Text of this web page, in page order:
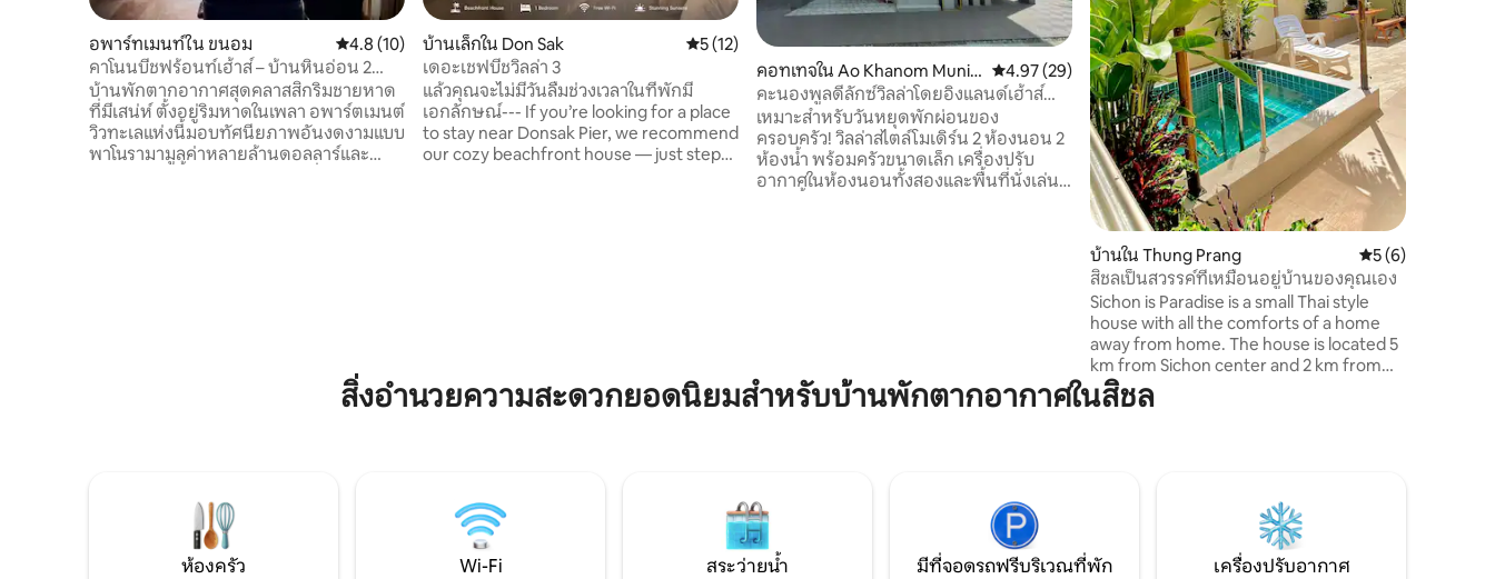
อพาร์ทเมนท์ใน ขนอม คะแนนเฉลี่ย 4.8 จาก 5, 10 รีวิว
4.8 (10)
คาโนนบีชฟร้อนท์เฮ้าส์ – บ้านหินอ่อน 2
ห้องนอน
บ้านพักตากอากาศสุดคลาสสิกริมชายหาด
ที่มีเสน่ห์ ตั้งอยู่ริมหาดในเพลา อพาร์ตเมนต์
วิวทะเลแห่งนี้มอบทัศนียภาพอันงดงามแบบ
พาโนรามามูลค่าหลายล้านดอลลาร์และ
บ้านเล็กใน Don Sak คะแนนเฉลี่ย 5 จาก 5, 12 รีวิว
5 (12)
เดอะเชฟบีชวิลล่า 3
แล้วคุณจะไม่มีวันลืมช่วงเวลาในที่พักมี
เอกลักษณ์--- If you’re looking for a place
to stay near Donsak Pier, we recommend
our cozy beachfront house — just steps
คอทเทจใน Ao Khanom Munici
pal District
คะแนนเฉลี่ย 4.97 จาก 5, 29 รีวิว
4.97 (29)
คะนองพูลดีลักซ์วิลล่าโดยอิงแลนด์เฮ้าส์
แอนด์พูล
เหมาะสำหรับวันหยุดพักผ่อนของ
ครอบครัว! วิลล่าสไตล์โมเดิร์น 2 ห้องนอน 2
ห้องน้ำ พร้อมครัวขนาดเล็ก เครื่องปรับ
อากาศในห้องนอนทั้งสองและพื้นที่นั่งเล่น
บ้านใน Thung Prang คะแนนเฉลี่ย 5 จา
5 (6)
สิชลเป็นสวรรค์ที่เหมือนอยู่บ้านของคุณเอง
Sichon is Paradise is a small Thai style
house with all the comforts of a home
away from home. The house is located 5
km from Sichon center and 2 km from
the beach The house is located in a 100
year old coconut plantation where there
house there is a wall with lots of palm
trees so you have your private life in
peace.
สิ่งอำนวยความสะดวกยอดนิยมสำหรับบ้านพักตากอากาศในสิชล
ห้องครัว Wi-Fi สระว่ายน้ำ มีที่จอดรถฟรีบริเวณที่พัก เครื่องปรับอากาศ